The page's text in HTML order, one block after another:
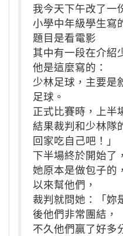
我今天下午改了一
小學中年級學生寫
題目是看電影
其中有一段在介紹
他是這麼寫的：
少林足球，主要是
足球。
正式比賽時，上半
結果裁判和少林隊
回家吃自己吧！」
下半場終於開始了
她原本是做包子的
以來幫他們，
裁判就問她：「妳
後他們非常團結，
不久他們贏了好多